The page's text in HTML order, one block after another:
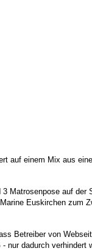
auf einem Mix aus
Matrosenpose auf der
Euskirchen zum
Betreiber von
nur dadurch verhindert